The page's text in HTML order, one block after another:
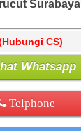
Surabaya
CS)
Whatsapp
Telphone